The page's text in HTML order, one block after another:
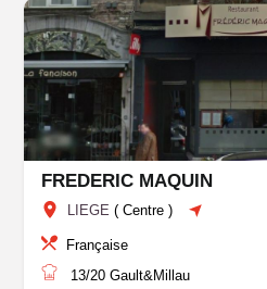
FREDERIC MAQUIN
LIEGE (Centre )
Française
13/20 Gault&Millau